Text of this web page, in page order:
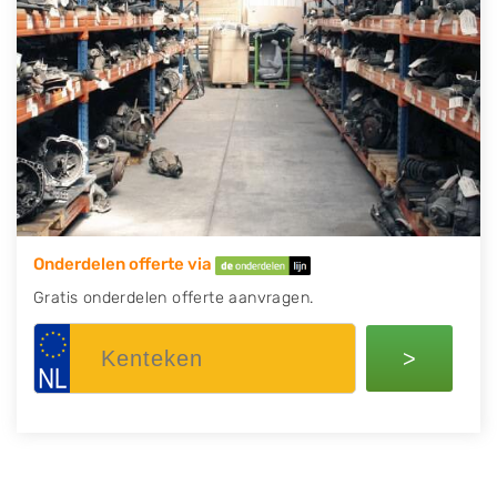
Onderdelen offerte via
Gratis onderdelen offerte aanvragen.
>